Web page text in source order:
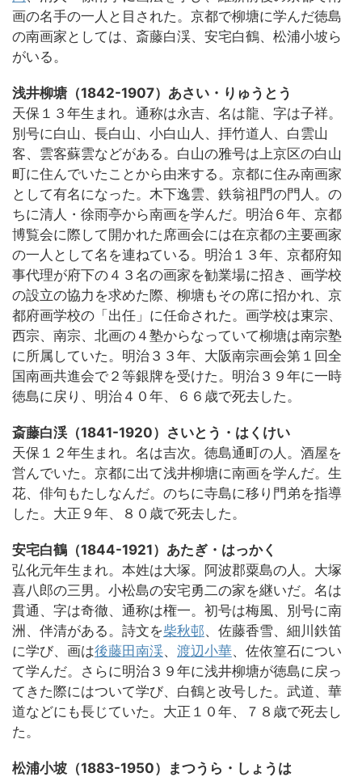
画の名手の一人と目された。京都で柳塘に学んだ徳島
の南画家としては、斎藤白渓、安宅白鶴、松浦小坡ら
がいる。
浅井柳塘（1842-1907）あさい・りゅうとう
天保１３年生まれ。通称は永吉、名は龍、字は子祥。
別号に白山、長白山、小白山人、拝竹道人、白雲山
客、雲客蘇雲などがある。白山の雅号は上京区の白山
町に住んでいたことから由来する。京都に住み南画家
として有名になった。木下逸雲、鉄翁祖門の門人。の
ちに清人・徐雨亭から南画を学んだ。明治６年、京都
博覧会に際して開かれた席画会には在京都の主要画家
の一人として名を連ねている。明治１３年、京都府知
事代理が府下の４３名の画家を勧業場に招き、画学校
の設立の協力を求めた際、柳塘もその席に招かれ、京
都府画学校の「出任」に任命された。画学校は東宗、
西宗、南宗、北画の４塾からなっていて柳塘は南宗塾
に所属していた。明治３３年、大阪南宗画会第１回全
国南画共進会で２等銀牌を受けた。明治３９年に一時
徳島に戻り、明治４０年、６６歳で死去した。
斎藤白渓（1841-1920）さいとう・はくけい
天保１２年生まれ。名は吉次。徳島通町の人。酒屋を
営んでいた。京都に出て浅井柳塘に南画を学んだ。生
花、俳句もたしなんだ。のちに寺島に移り門弟を指導
した。大正９年、８０歳で死去した。
安宅白鶴（1844-1921）あたぎ・はっかく
弘化元年生まれ。本姓は大塚。阿波郡粟島の人。大塚
喜八郎の三男。小松島の安宅勇二の家を継いだ。名は
貫通、字は奇徹、通称は権一。初号は梅風、別号に南
洲、伴清がある。詩文を柴秋邨、佐藤香雪、細川鉄笛
に学び、画は後藤田南渓、 渡辺小華、佐依篁石につい
て学んだ。さらに明治３９年に浅井柳塘が徳島に戻っ
てきた際にはついて学び、白鶴と改号した。武道、華
道などにも長じていた。大正１０年、７８歳で死去し
た。
松浦小坡（1883-1950）まつうら・しょうは